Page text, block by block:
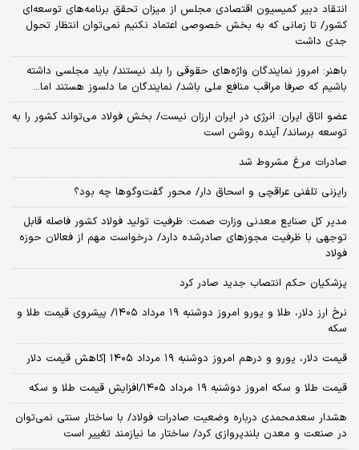
انتقاد دبیر کمیسیون اقتصادی مجلس از میزان تحقق برنامه‌های توسعه‌ای
کشور/ تا زمانی که به بخش خصوصی اعتماد نکنیم نمی‌توان انتظار تحول
جدی داشت
باهنر: امروز نمایندگان واژه‌های حقوقی را بلد نیستند/ باید مجلسی داشته
باشیم که صرفا مراقب منافع ملی باشد/ نمایندگان ما دلسوز هستند اما...
عضو اتاق ایران: انرژی در ایران ارزان نیست/ بخش فولاد می‌تواند کشور را به
توسعه برساند/ آینده روشن است
صادرات مرغ مشروط شد
رایزنی تلفنی عراقچی و اسحاق دار/ محور گفت‌وگوها چه بود؟
مدیر کل صنایع معدنی وزارت صمت: ظرفیت تولید فولاد کشور فاصله قابل‌
توجهی با ظرفیت مجوزهای صادرشده دارد/ درخواست مهم از فعالان حوزه
فولاد
پزشکیان حکم انتصاب جدید صادر کرد
نرخ ارز دلار، طلا و یورو امروز دوشنبه ۱۹ مرداد ۱۴۰۵/ پیشروی قیمت طلا و
سکه
قیمت دلار، یورو و درهم امروز دوشنبه ۱۹ مرداد ۱۴۰۵ |کاهش قیمت دلار
قیمت طلا و سکه امروز دوشنبه ۱۹ مرداد ۱۴۰۵/افزایش قیمت طلا و سکه
هشدار سعدمحمدی درباره وضعیت صادرات فولاد/ با ساختار سنتی نمی‌توان
در صنعت و معدن بلندپروازی کرد/ ساختار ما نیازمند تغییر است